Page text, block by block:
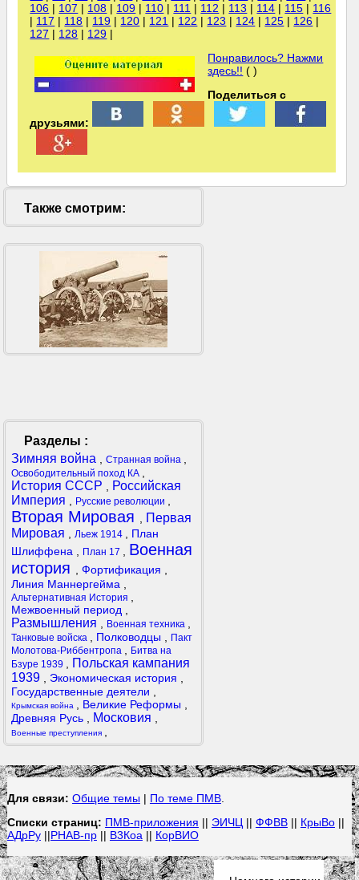
106 | 107 | 108 | 109 | 110 | 111 | 112 | 113 | 114 | 115 | 116
| 117 | 118 | 119 | 120 | 121 | 122 | 123 | 124 | 125 | 126 |
127 | 128 | 129 |
Понравилось? Нажми
здесь!! ( )
Поделиться с
друзьями:
Также смотрим:
Разделы :
Зимняя война
Странная война
Освободительный поход КА
История СССР
Российская
Империя
Русские революции
Вторая Мировая
Первая
Мировая
Льеж 1914
План
Шлиффена
План 17
Военная
история
Фортификация
Линия Маннергейма
Альтернативная История
Межвоенный период
Размышления Военная техника
Танковые войска Полководцы
Пакт
Молотова-Риббентропа
Битва на
Бзуре 1939
Польская кампания
1939
Экономическая история
Государственные деятели
Крымская война Великие Реформы
Древняя Русь
Московия
Военные преступления
Для связи: Общие темы | По теме ПМВ.
Списки страниц: ПМВ-приложения || ЭИЧЦ || ФФВВ|| КрыВо||
АДрРу||РНАВ-пр|| В3Коа || КорВИО